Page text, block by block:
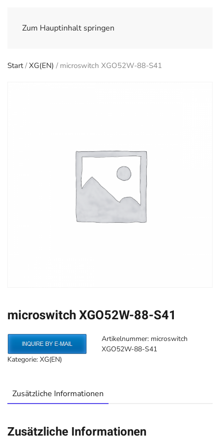
Zum Hauptinhalt springen
Start/XG(EN) / microswitch XGO52W-88-S41
microswitch XGO52W-88-S41
Artikelnummer: microswitch
XGO52W-88-S41
Kategorie: XG(EN)
Zusätzliche Informationen
Zusätzliche Informationen